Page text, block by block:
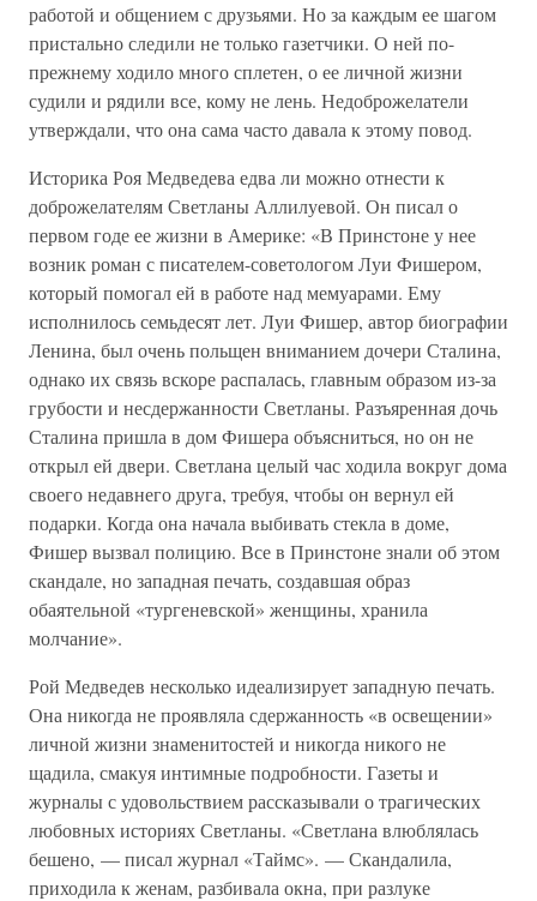
работой и общением с друзьями. Но за каждым ее шагом
пристально следили не только газетчики. О ней по-
прежнему ходило много сплетен, о ее личной жизни
судили и рядили все, кому не лень. Недоброжелатели
утверждали, что она сама часто давала к этому повод.
Историка Роя Медведева едва ли можно отнести к
доброжелателям Светланы Аллилуевой. Он писал о
первом годе ее жизни в Америке: «В Принстоне у нее
возник роман с писателем-советологом Луи Фишером,
который помогал ей в работе над мемуарами. Ему
исполнилось семьдесят лет. Луи Фишер, автор биографии
Ленина, был очень польщен вниманием дочери Сталина,
однако их связь вскоре распалась, главным образом из-за
грубости и несдержанности Светланы. Разъяренная дочь
Сталина пришла в дом Фишера объясниться, но он не
открыл ей двери. Светлана целый час ходила вокруг дома
своего недавнего друга, требуя, чтобы он вернул ей
подарки. Когда она начала выбивать стекла в доме,
Фишер вызвал полицию. Все в Принстоне знали об этом
скандале, но западная печать, создавшая образ
обаятельной «тургеневской» женщины, хранила
молчание».
Рой Медведев несколько идеализирует западную печать.
Она никогда не проявляла сдержанность «в освещении»
личной жизни знаменитостей и никогда никого не
щадила, смакуя интимные подробности. Газеты и
журналы с удовольствием рассказывали о трагических
любовных историях Светланы. «Светлана влюблялась
бешено, — писал журнал «Таймс». — Скандалила,
приходила к женам, разбивала окна, при разлуке